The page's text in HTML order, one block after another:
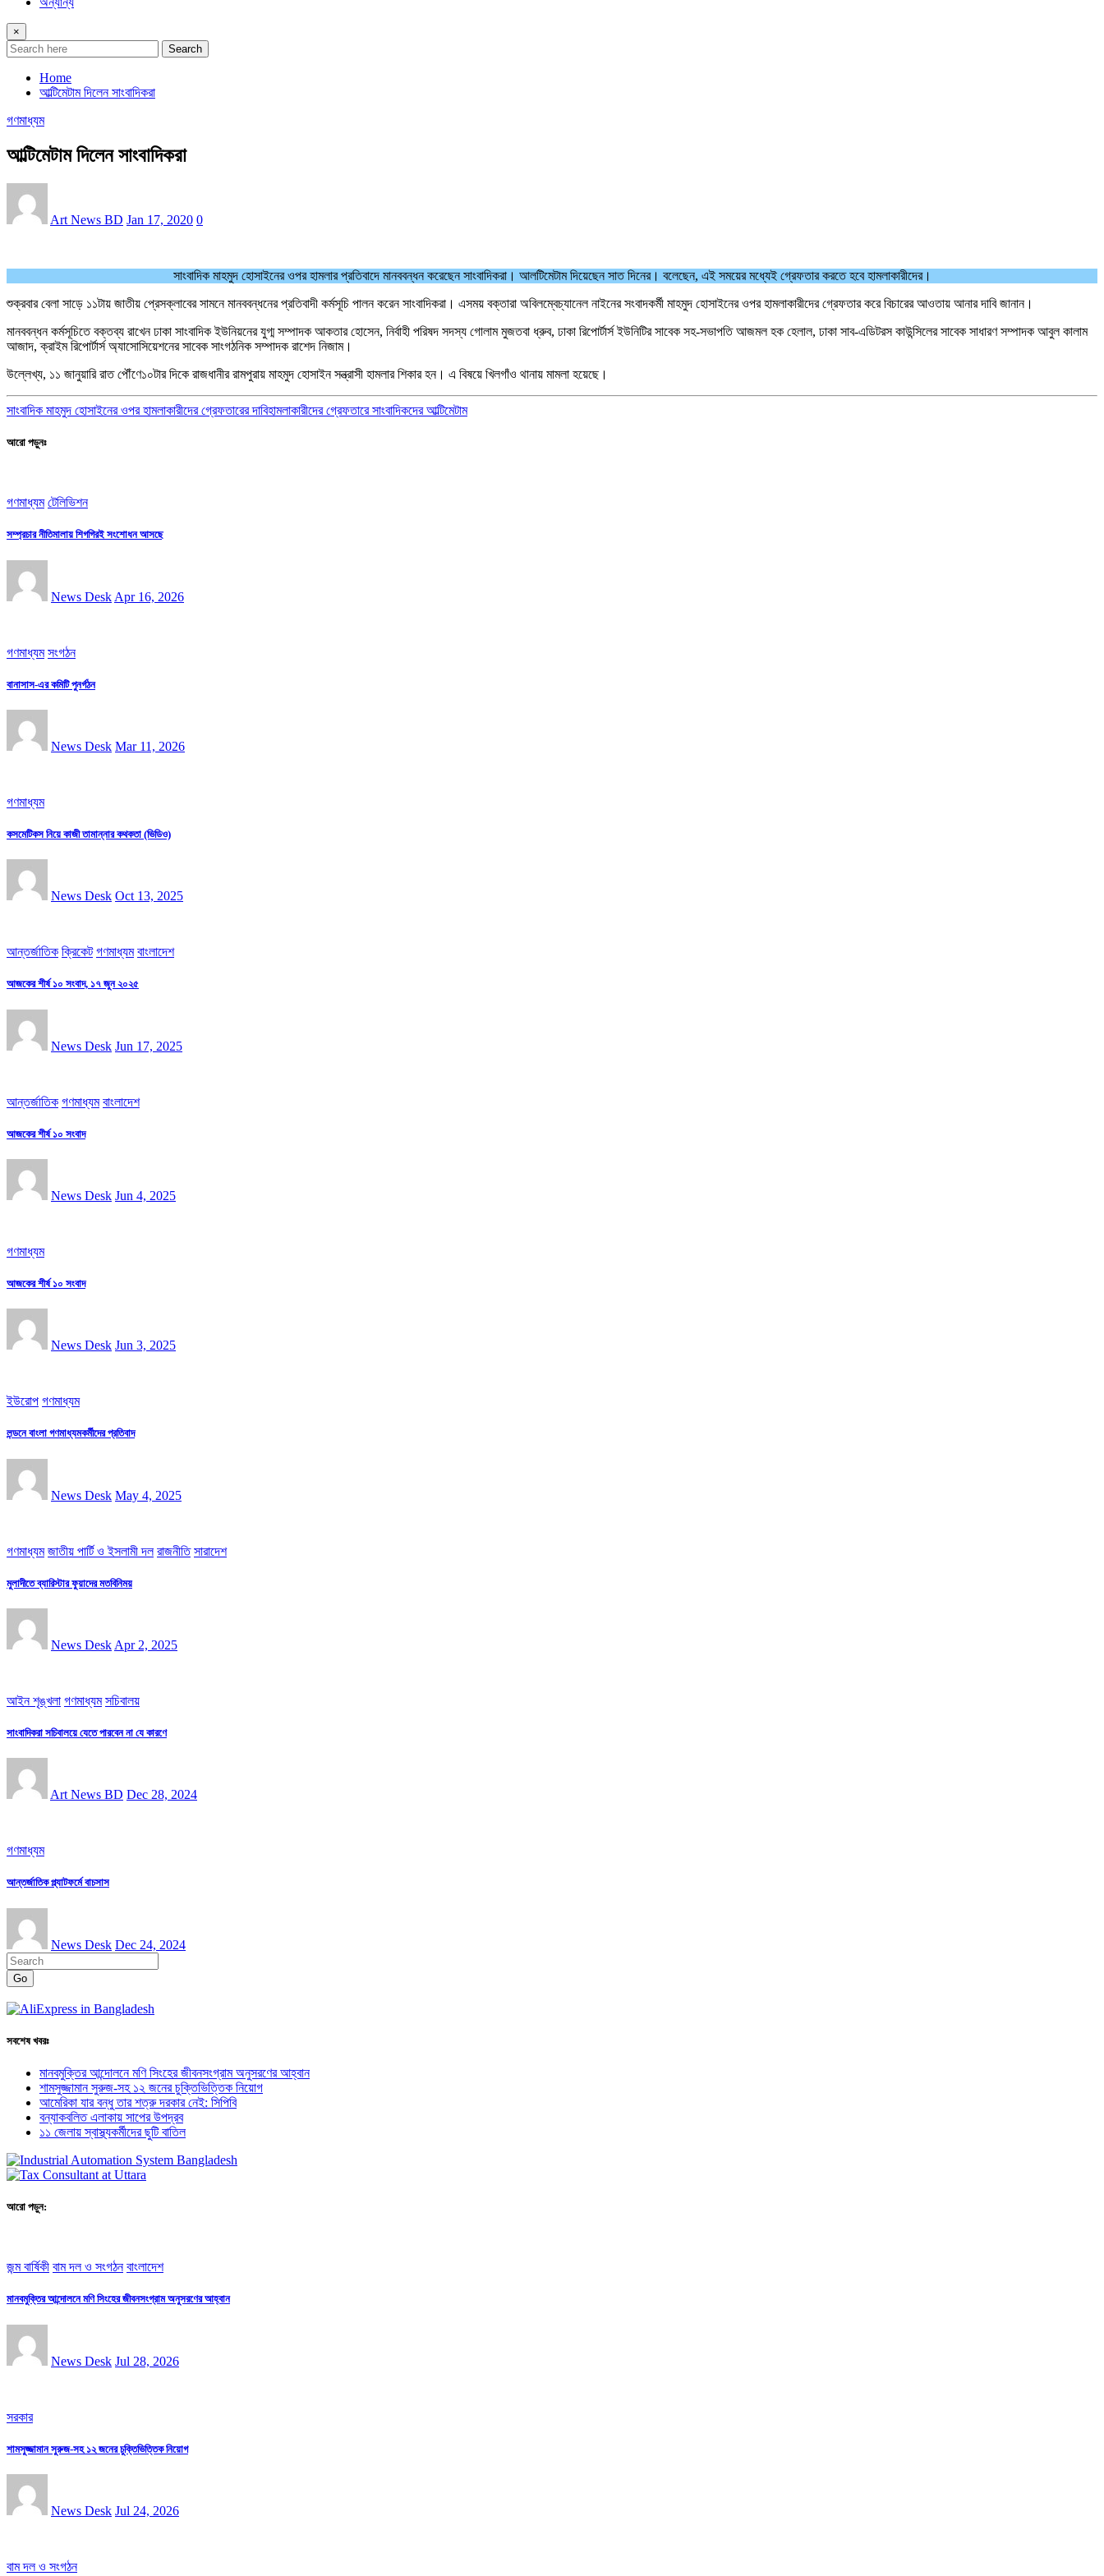
×
Search
Home
আল্টিমেটাম দিলেন সাংবাদিকরা
গণমাধ্যম
আল্টিমেটাম দিলেন সাংবাদিকরা
Art News BD Jan 17, 2020 0
সাংবাদিক মাহমুদ হোসাইনের ওপর হামলার প্রতিবাদে মানববন্ধন করেছেন সাংবাদিকরা। আলটিমেটাম দিয়েছেন সাত দিনের। বলেছেন, এই সময়ের মধ্যেই গ্রেফতার করতে হবে হামলাকারীদের।
শুক্রবার বেলা সাড়ে ১১টায় জাতীয় প্রেসক্লাবের সামনে মানববন্ধনের প্রতিবাদী কর্মসূচি পালন করেন সাংবাদিকরা। এসময় বক্তারা অবিলম্বেচ্যানেল নাইনের সংবাদকর্মী মাহমুদ হোসাইনের ওপর হামলাকারীদের গ্রেফতার করে বিচারের আওতায় আনার দাবি জানান।
মানববন্ধন কর্মসূচিতে বক্তব্য রাখেন ঢাকা সাংবাদিক ইউনিয়নের যুগ্ম সম্পাদক আকতার হোসেন, নির্বাহী পরিষদ সদস্য গোলাম মুজতবা ধ্রুব, ঢাকা রিপোর্টার্স ইউনিটির সাবেক সহ-সভাপতি আজমল হক হেলাল, ঢাকা সাব-এডিটরস কাউন্সিলের সাবেক সাধারণ সম্পাদক আবুল কালাম
আজাদ, ক্রাইম রিপোর্টার্স অ্যাসোসিয়েশনের সাবেক সাংগঠনিক সম্পাদক রাশেদ নিজাম।
উল্লেখ্য, ১১ জানুয়ারি রাত পৌঁণে১০টার দিকে রাজধানীর রামপুরায় মাহমুদ হোসাইন সন্ত্রাসী হামলার শিকার হন। এ বিষয়ে খিলগাঁও থানায় মামলা হয়েছে।
সাংবাদিক মাহমুদ হোসাইনের ওপর হামলাকারীদের গ্রেফতারের দাবিহামলাকারীদের গ্রেফতারে সাংবাদিকদের আল্টিমেটাম
আরো পড়ুনঃ
গণমাধ্যম টেলিভিশন
সম্প্রচার নীতিমালায় শিগগিরই সংশোধন আসছে
News Desk Apr 16, 2026
গণমাধ্যম সংগঠন
বানাসাস-এর কমিটি পুনর্গঠন
News Desk Mar 11, 2026
গণমাধ্যম
কসমেটিকস নিয়ে কাজী তামান্নার কথকতা (ভিডিও)
News Desk Oct 13, 2025
আন্তর্জাতিক ক্রিকেট গণমাধ্যম বাংলাদেশ
আজকের শীর্ষ ১০ সংবাদ, ১৭ জুন ২০২৫
News Desk Jun 17, 2025
আন্তর্জাতিক গণমাধ্যম বাংলাদেশ
আজকের শীর্ষ ১০ সংবাদ
News Desk Jun 4, 2025
গণমাধ্যম
আজকের শীর্ষ ১০ সংবাদ
News Desk Jun 3, 2025
ইউরোপ গণমাধ্যম
লন্ডনে বাংলা গণমাধ্যমকর্মীদের প্রতিবাদ
News Desk May 4, 2025
গণমাধ্যম জাতীয় পার্টি ও ইসলামী দল রাজনীতি সারাদেশ
মুলাদীতে ব্যারিস্টার ফুয়াদের মতবিনিময়
News Desk Apr 2, 2025
আইন শৃঙ্খলা গণমাধ্যম সচিবালয়
সাংবাদিকরা সচিবালয়ে যেতে পারবেন না যে কারণে
Art News BD Dec 28, 2024
গণমাধ্যম
আন্তর্জাতিক প্ল্যাটফর্মে বাচসাস
News Desk Dec 24, 2024
Go
সবশেষ খবরঃ
মানবমুক্তির আন্দোলনে মণি সিংহের জীবনসংগ্রাম অনুসরণের আহ্বান
শামসুজ্জামান সুরুজ-সহ ১২ জনের চুক্তিভিত্তিক নিয়োগ
আমেরিকা যার বন্ধু তার শত্রু দরকার নেই: সিপিবি
বন্যাকবলিত এলাকায় সাপের উপদ্রব
১১ জেলায় স্বাস্থ্যকর্মীদের ছুটি বাতিল
আরো পড়ুন:
জন্ম বার্ষিকী বাম দল ও সংগঠন বাংলাদেশ
মানবমুক্তির আন্দোলনে মণি সিংহের জীবনসংগ্রাম অনুসরণের আহ্বান
News Desk Jul 28, 2026
সরকার
শামসুজ্জামান সুরুজ-সহ ১২ জনের চুক্তিভিত্তিক নিয়োগ
News Desk Jul 24, 2026
বাম দল ও সংগঠন